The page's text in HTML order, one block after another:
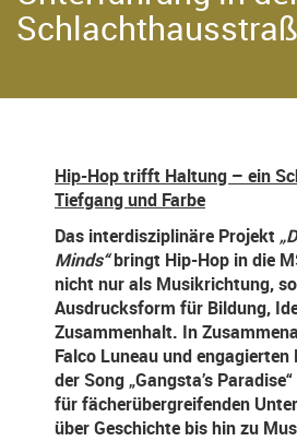
Hip-Hop trifft Haltung – ein
Tiefgang und Farbe
Das interdisziplinäre Projekt
Minds“bringt Hip-Hop in die
nicht nur als Musikrichtung,
Ausdrucksform für Bildung,
Zusammenhalt. In
Falco Luneau und
der Song „Gangsta’s
für fächerübergreifenden
über Geschichte bis hin zu